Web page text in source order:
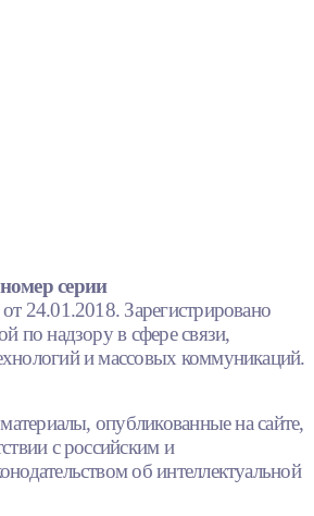
серии
24.01.2018. Зарегистрировано
по надзору в сфере связи,
и массовых коммуникаций.
опубликованные на сайте,
с российским и
об интеллектуальной